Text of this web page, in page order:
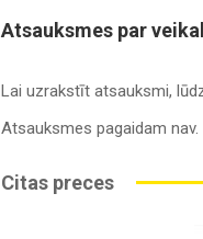
Atsauksmes par
Lai uzrakstīt atsauksmi,
Atsauksmes pagaidam nav.
Citas preces